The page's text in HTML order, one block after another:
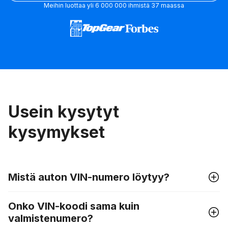
Meihin luottaa yli 6 000 000 ihmistä 37 maassa
Usein kysytyt
kysymykset
Mistä auton VIN-numero löytyy?
Onko VIN-koodi sama kuin
valmistenumero?